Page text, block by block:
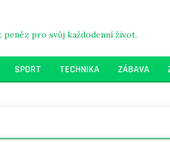
peněz pro svůj každodenní život.
SPORT TECHNIKA ZÁBAVA